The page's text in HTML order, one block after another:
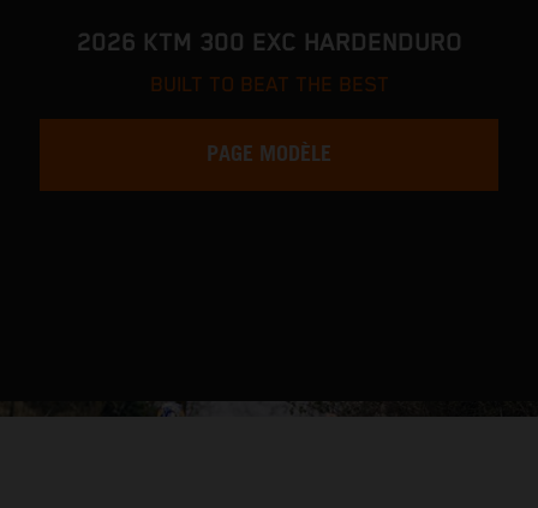
2026 KTM 300 EXC HARDENDURO
BUILT TO BEAT THE BEST
PAGE MODÈLE